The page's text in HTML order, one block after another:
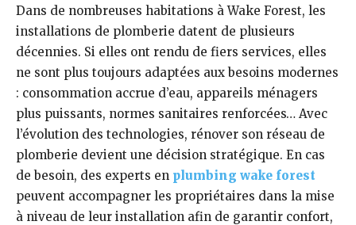
Dans de nombreuses habitations à Wake Forest, les
installations de plomberie datent de plusieurs
décennies. Si elles ont rendu de fiers services, elles
ne sont plus toujours adaptées aux besoins modernes
: consommation accrue d’eau, appareils ménagers
plus puissants, normes sanitaires renforcées… Avec
l’évolution des technologies, rénover son réseau de
plomberie devient une décision stratégique. En cas
de besoin, des experts en plumbing wake forest
peuvent accompagner les propriétaires dans la mise
à niveau de leur installation afin de garantir confort,